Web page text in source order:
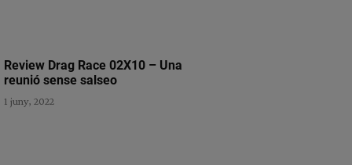
Review Drag Race 02X10 – Una
reunió sense salseo
1 juny, 2022